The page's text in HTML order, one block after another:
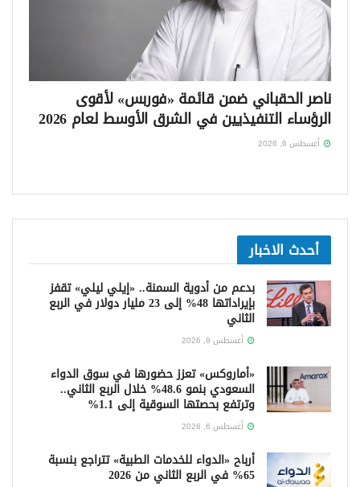
ناصر الحقباني ضمن قائمة «فوربس» لأقوى
الرؤساء التنفيذيين في الشرق الأوسط لعام 2026
أغسطس 6, 2026
أحدث الاخبار
بدعم من أدوية السمنة.. «إيلي ليلي» تقفز
بإيراداتها 48% إلى 23 مليار دولار في الربع
الثاني
أغسطس 8, 2026
«أماروكس» تعزز حضورها في سوق الدواء
السعودي بنمو 48.6% خلال الربع الثاني..
وترتفع بحصتها السوقية إلى 1.1%
أغسطس 6, 2026
أرباح «الدواء للخدمات الطبية» تتراجع بنسبة
65% في الربع الثاني من 2026